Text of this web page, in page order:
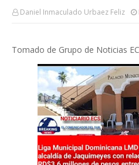
Daniel Inmaculado Urbaez Feliz
Tomado de Grupo de Noticias